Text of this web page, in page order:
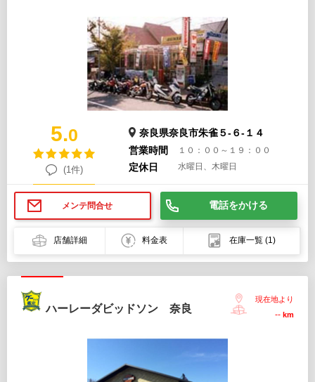
5.0
(1件)
奈良県奈良市朱雀５-６-１４
営業時間
１０：００～１９：００
定休日 水曜日、木曜日
メンテ問合せ 電話をかける
店舗詳細 料金表 在庫一覧 (1)
ハーレーダビッドソン 奈良
現在地より
-- km